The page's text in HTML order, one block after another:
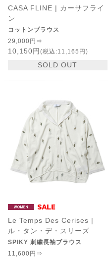
CASA FLINE | カーサフライ
ン
コットンブラウス
29,000円⇒
10,150円 (税込:11,165円)
SOLD OUT
Le Temps Des Cerises |
ル・タン・デ・スリーズ
SPIKY 刺繍長袖ブラウス
11,600円⇒